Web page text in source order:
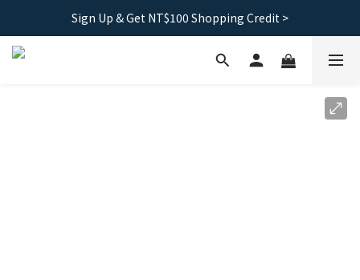
Free shipping｜Taiwan orders over 1500, HK over 2500
Sign Up & Get NT$100 Shopping Credit >
Free shipping｜Taiwan orders over 1500, HK over 2500